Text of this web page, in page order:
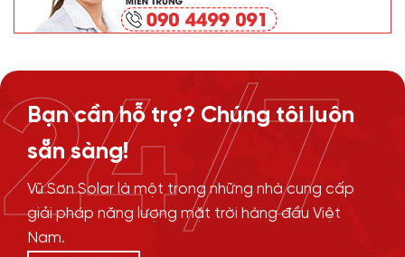
Bạn cần hỗ trợ? Chúng tôi luôn
sẵn sàng!
Vũ Sơn Solar là một trong những nhà cung cấp
giải pháp năng lượng mặt trời hàng đầu Việt
Nam.
24/7